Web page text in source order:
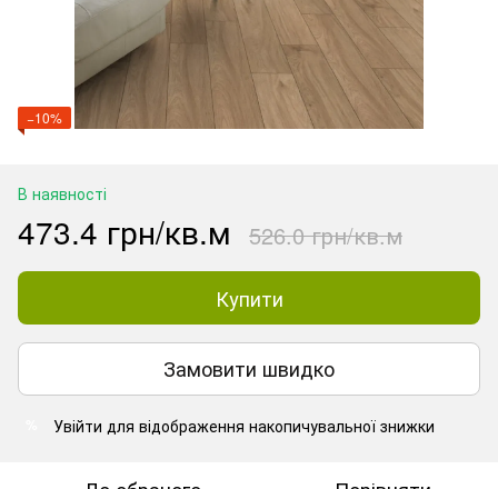
−10%
В наявності
473.4 грн/кв.м 526.0 грн/кв.м
Купити
Замовити швидко
Увійти для відображення накопичувальної знижки